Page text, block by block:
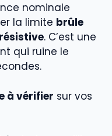
nominale
la limite brûle
. C’est une
qui ruine le
à vérifier sur vos